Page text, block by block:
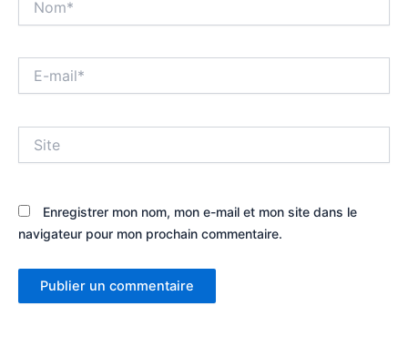
mail*
Enregistrer mon nom, mon e-mail et mon site dans le
navigateur pour mon prochain commentaire.